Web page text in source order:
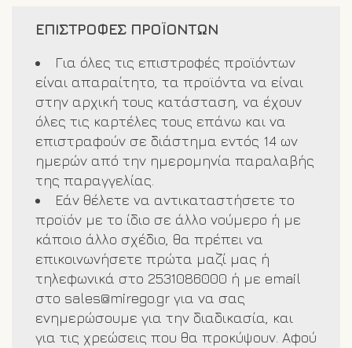
1-3 εργάσιμες ημέρες από την
επιβεβαίωση της παραγγελίας σας.
Σε περίπτωση έλλειψης κάποιου
προϊόντος θα ενημερωθείτε άμεσα.
Στέλνουμε προϊόντα μόνο εντός
Ελλάδος.
ΕΠΙΣΤΡΟΦΕΣ ΠΡΟΪΟΝΤΩΝ
Για όλες τις επιστροφές προϊόντων
είναι απαραίτητο, τα προϊόντα να είναι
στην αρχική τους κατάσταση, να έχουν
όλες τις καρτέλες τους επάνω και να
επιστραφούν σε διάστημα εντός 14 ων
ημερών από την ημερομηνία παραλαβής
της παραγγελίας.
Εάν θέλετε να αντικαταστήσετε το
προϊόν με το ίδιο σε άλλο νούμερο ή με
κάποιο άλλο σχέδιο, θα πρέπει να
επικοινωνήσετε πρώτα μαζί μας ή
τηλεφωνικά στο 2531086000 ή με email
στο sales@mirego.gr για να σας
ενημερώσουμε για την διαδικασία, και
για τις χρεώσεις που θα προκύψουν. Αφού